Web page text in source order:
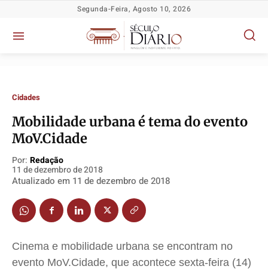
Política
Socioeconômicas
TV Século
Justiça
Política
Socioeconômicas
TV Século
Justiça
Política
Socioeconômicas
TV Século
Justiça
Política
Socioeconômicas
TV Século
Justiça
Segunda-Feira, Agosto 10, 2026
Cidades
Mobilidade urbana é tema do evento
MoV.Cidade
Por: Redação
11 de dezembro de 2018
Atualizado em 11 de dezembro de 2018
Cinema e mobilidade urbana se encontram no
evento MoV.Cidade, que acontece sexta-feira (14)